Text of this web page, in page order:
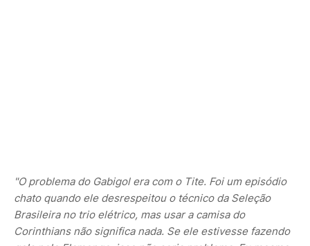
"O problema do Gabigol era com o Tite. Foi um episódio
chato quando ele desrespeitou o técnico da Seleção
Brasileira no trio elétrico, mas usar a camisa do
Corinthians não significa nada. Se ele estivesse fazendo